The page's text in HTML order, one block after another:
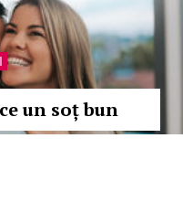
un soț bun